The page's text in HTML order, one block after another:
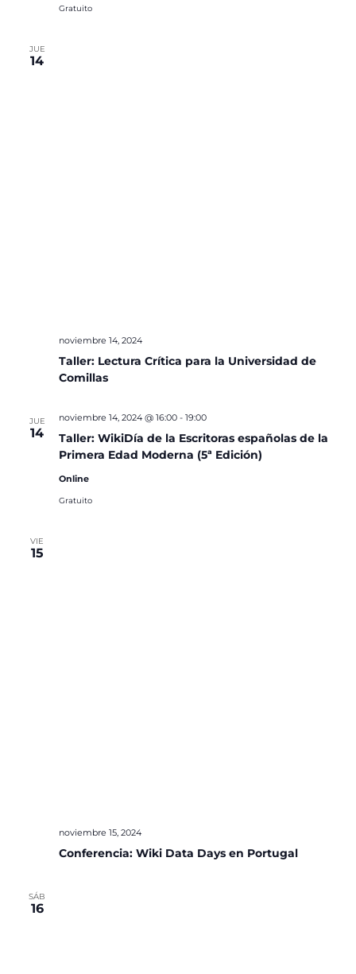
Gratuito
JUE
14
Taller: Lectura Crítica para la Universidad de
Comillas
noviembre 14, 2024
JUE
14
Taller: WikiDía de la Escritoras españolas de la
Primera Edad Moderna (5ª Edición)
noviembre 14, 2024 @ 16:00- 19:00
Online
Gratuito
VIE
15
Conferencia: Wiki Data Days en Portugal
noviembre 15, 2024
SÁB
16